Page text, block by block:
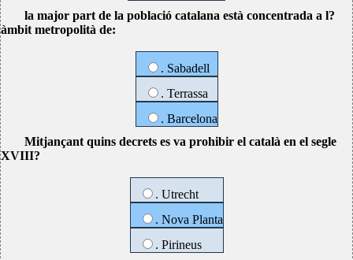
la major part de la població catalana està concentrada a l?
àmbit metropolità de:
. Sabadell
. Terrassa
. Barcelona
Mitjançant quins decrets es va prohibir el català en el segle
XVIII?
. Utrecht
. Nova Planta
. Pirineus